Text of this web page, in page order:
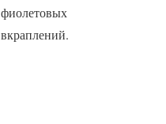
фиолетовых
вкраплений.